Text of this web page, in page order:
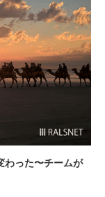
わった〜チームが